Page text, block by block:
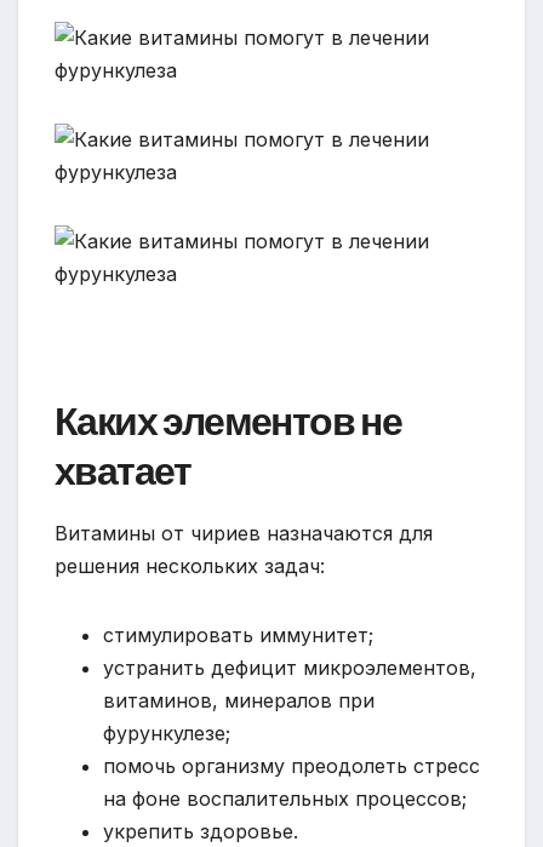
Каких элементов не
хватает
Витамины от чириев назначаются для
решения нескольких задач:
стимулировать иммунитет;
устранить дефицит микроэлементов,
витаминов, минералов при
фурункулезе;
помочь организму преодолеть стресс
на фоне воспалительных процессов;
укрепить здоровье.